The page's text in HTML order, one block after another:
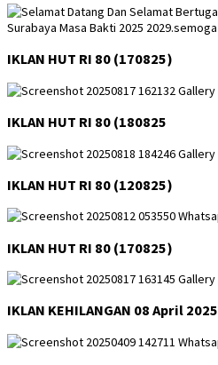
IKLAN HUT RI 80 (170825)
IKLAN HUT RI 80 (180825
IKLAN HUT RI 80 (120825)
IKLAN HUT RI 80 (170825)
IKLAN KEHILANGAN 08 April 2025